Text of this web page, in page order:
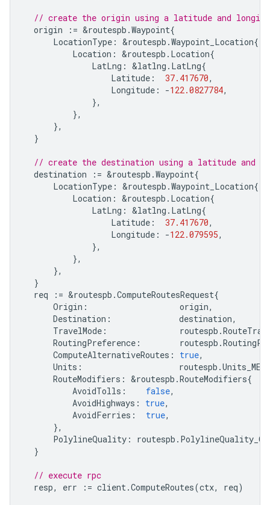
// create the origin using a latitude and
origin
:= &routespb .Waypoint{
LocationType : &routespb .Waypoint_Location{
Location : &routespb . Location{
LatLng : &latlng . LatLng{
Latitude : 37.417670,
Longitude : -122.0827784,
},
},
},
}
// create the destination using a latitude and
destination
:= &routespb .Waypoint{
LocationType : &routespb .Waypoint_Location{
Location : &routespb . Location{
LatLng : &latlng . LatLng{
Latitude : 37.417670,
Longitude : -122.079595,
},
},
},
}
req
:= &routespb .ComputeRoutesRequest{
Origin : origin,
Destination : destination,
TravelMode : routespb .
RoutingPreference : routespb .
ComputeAlternativeRoutes : true,
Units : routespb .
RouteModifiers : &routespb .RouteModifiers{
AvoidTolls : false,
AvoidHighways : true,
AvoidFerries : true,
},
PolylineQuality : routespb .
}
// execute rpc
resp, err := client.ComputeRoutes(ctx, req)